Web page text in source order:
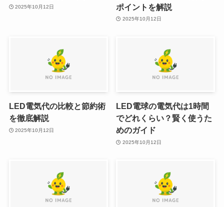
2025年10月12日
ポイントを解説
2025年10月12日
LED電気代の比較と節約術
を徹底解説
2025年10月12日
LED電球の電気代は1時間
でどれくらい？賢く使うた
めのガイド
2025年10月12日